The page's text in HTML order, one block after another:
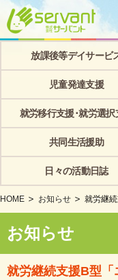
放課後等デイサービ
児童発達支援
就労移行支援･就労選択
共同生活援助
日々の活動日誌
HOME お知らせ 就労継
お知らせ
就労継続支援B型「